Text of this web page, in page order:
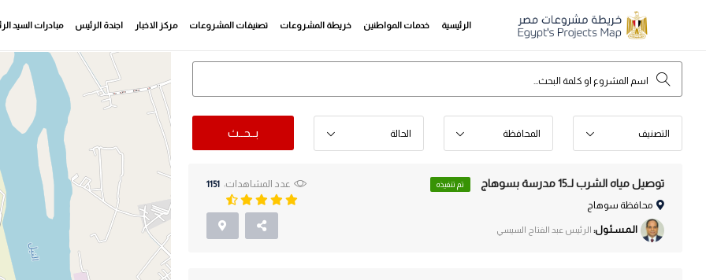
الرئيسية خدمات المواطنين خريطة المشروعات تصنيفات المشروعات مركز الاخبار اجندة الرئيس مبادرات السيد
التصنيف المحافظة الحالة بــحــث
توصيل مياه الشرب لـ15 مدرسة بسوهاج تم تنفيذه
محافظة سوهاج
الـمـسـئـول: الرئيس عبد الفتاح السيسي
عدد المشاهدات: 1151